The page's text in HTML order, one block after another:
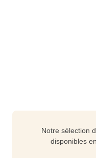
Notre sélection
disponibles